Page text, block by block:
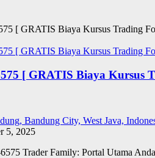
[ GRATIS Biaya Kursus
Bandung City, West Java,
5, 2025
Trader Family: Portal Utama